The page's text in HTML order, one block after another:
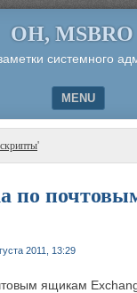
OH, MSBRO
системного
MENU
скрипты'
по
2011, 13:29
ящикам